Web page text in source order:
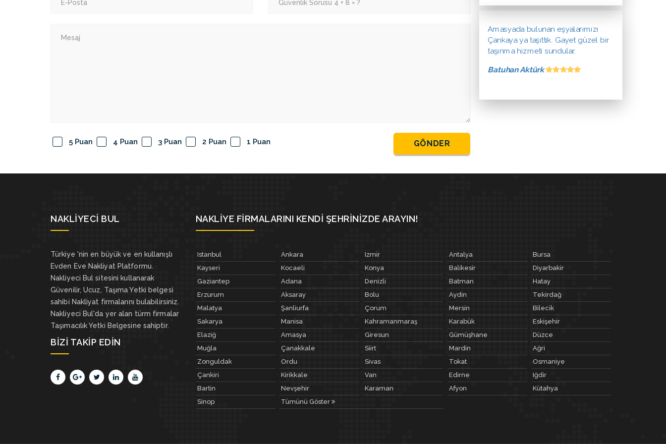
5 Puan 4 Puan 3 Puan 2 Puan 1 Puan GÖNDER
Amasyada bulunan eşyalarımızı
Çankaya ya taşıttık. Gayet güzel bir
taşınma hizmeti sundular.
Batuhan Aktürk
NAKLIYECI BUL
Türkiye 'nin en büyük ve en kullanışlı
Evden Eve Nakliyat Platformu.
Nakliyeci Bul sitesini kullanarak
Güvenilir, Ucuz, Taşıma Yetki belgesi
sahibi Nakliyat firmalarını bulabilirsiniz.
Nakliyeci Bul'da yer alan türm firmalar
Taşımacılık Yetki Belgesine sahiptir.
BIZI TAKIP EDIN
NAKLIYE FIRMALARINI KENDI ŞEHRINIZDE ARAYIN!
Istanbul Ankara Izmir Antalya
Bursa
Kayseri
Kocaeli Konya Balikesir
Diyarbakir
Gaziantep
Adana Denizli Batman
Hatay
Erzurum
Aksaray Bolu Aydin
Tekirdağ
Malatya
Şanliurfa Çorum Mersin
Bilecik
Sakarya
Manisa Kahramanmaraş Karabük
Eskişehir
Elaziğ
Amasya Giresun Gümüşhane
Düzce
Muğla
Çanakkale Siirt Mardin
Ağri
Zonguldak
Ordu Sivas Tokat
Osmaniye
Çankiri
Kirikkale Van Edirne
Iğdir
Bartin
Nevşehir Karaman Afyon
Kütahya
Sinop
Tümünü Göster